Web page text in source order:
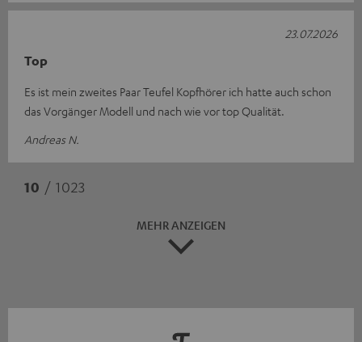
Top
Es ist mein zweites Paar Teufel Kopfhörer ich hatte auch schon
das Vorgänger Modell und nach wie vor top Qualität.
Andreas N.
23.07.2026
10 / 1023
MEHR ANZEIGEN